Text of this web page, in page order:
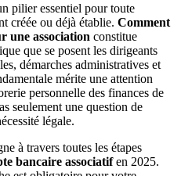
pilier essentiel pour toute
créée ou déjà établie. Comment
une association constitue
que se posent les dirigeants
démarches administratives et
mérite une attention
personnelle des finances de
seulement une question de
légale.
à travers toutes les étapes
bancaire associatifen 2025.